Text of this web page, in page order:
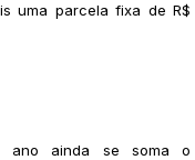
uma parcela fixa de R$
ano ainda se soma o